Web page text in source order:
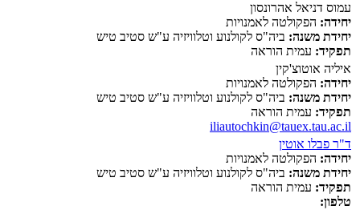
עמוס דניאל אהרונסון
יחידה: הפקולטה לאמנויות
יחידת משנה: ביה"ס לקולנוע וטלוויזיה ע"ש סטיב טיש
תפקיד: עמית הוראה
איליה אוטוצ'קין
יחידה: הפקולטה לאמנויות
יחידת משנה: ביה"ס לקולנוע וטלוויזיה ע"ש סטיב טיש
תפקיד: עמית הוראה
iliautochkin@tauex.tau.ac.il
ד"ר פבלו אוטין
יחידה: הפקולטה לאמנויות
יחידת משנה: ביה"ס לקולנוע וטלוויזיה ע"ש סטיב טיש
תפקיד: עמית הוראה
טלפון: